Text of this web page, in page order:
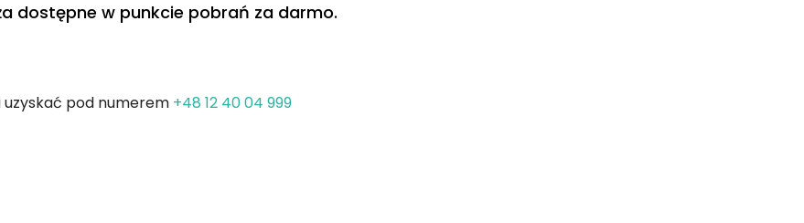
dostępne w punkcie pobrań za darmo.
pod numerem +48 12 40 04 999